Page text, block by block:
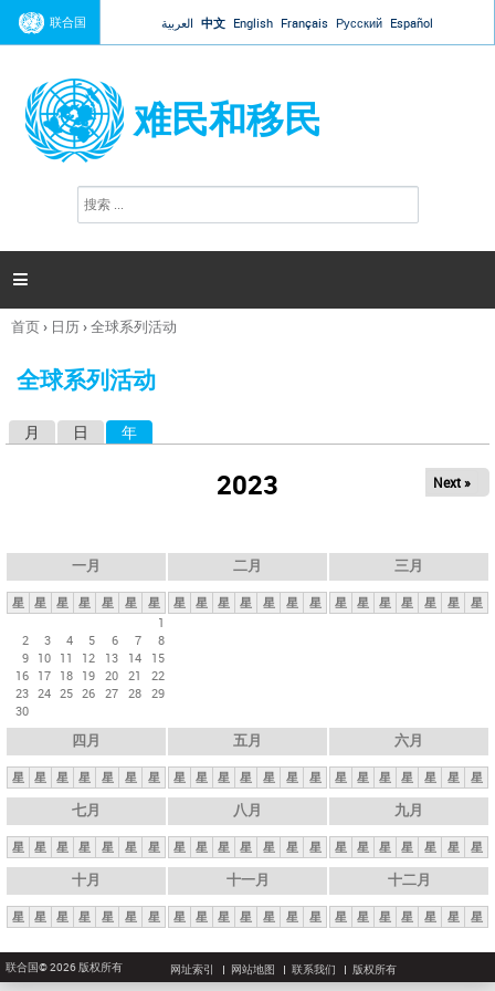
Jump to navigation
联合国 العربية 中文 English Français Русский Español
难民和移民
搜
索

你
这
首页› 日历›全球系列活动
全球系列活动
月 日 年
2023 Next »
一月
星 星 星 星 星 星
星
1
2
3 4 5 6 7
8
9 10 11 12 13 14
15
16 17 18 19 20 21
22
23 24 25 26 27 28 29
30
二月
星 星 星 星 星 星 星
三月
星 星 星 星 星 星 星
四月
星 星 星 星 星 星 星
五月
星 星 星 星 星 星 星
六月
星 星 星 星 星 星 星
七月
星 星 星 星 星 星 星
八月
星 星 星 星 星 星 星
九月
星 星 星 星 星 星 星
十月
星 星 星 星 星 星 星
十一月
星 星 星 星 星 星 星
十二月
星 星 星 星 星 星 星
联合国© 2026 版权所有 网址索引 网站地图 联系我们 版权所有